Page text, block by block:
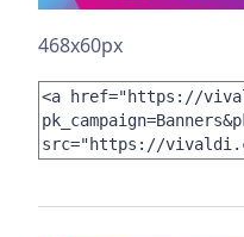
468x60px